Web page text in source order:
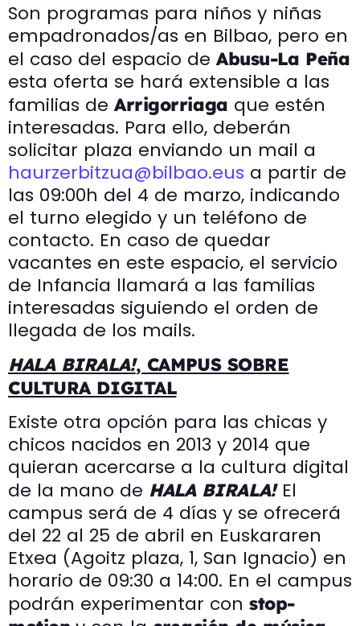
Son programas para niños y niñas
empadronados/as en Bilbao, pero en
el caso del espacio de Abusu-La Peña
esta oferta se hará extensible a las
familias de Arrigorriaga que estén
interesadas. Para ello, deberán
solicitar plaza enviando un mail a
haurzerbitzua@bilbao.eus a partir de
las 09:00h del 4 de marzo, indicando
el turno elegido y un teléfono de
contacto. En caso de quedar
vacantes en este espacio, el servicio
de Infancia llamará a las familias
interesadas siguiendo el orden de
llegada de los mails.
HALA BIRALA!, CAMPUS SOBRE
CULTURA DIGITAL
Existe otra opción para las chicas y
chicos nacidos en 2013 y 2014 que
quieran acercarse a la cultura digital
de la mano de HALA BIRALA! El
campus será de 4 días y se ofrecerá
del 22 al 25 de abril en Euskararen
Etxea (Agoitz plaza, 1, San Ignacio) en
horario de 09:30 a 14:00. En el campus
podrán experimentar con stop-